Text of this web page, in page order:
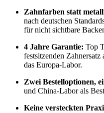
Zahnfarben statt
nach deutschen
für nicht sichtbare
4 Jahre Garantie: Top
festsitzenden
das Europa-Labor.
Zwei Bestelloptionen,
und China-Labor als
Keine versteckten